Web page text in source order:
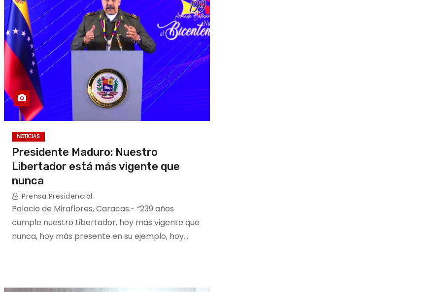
NOTICIAS
Presidente Maduro: Nuestro
Libertador está más vigente que
nunca
Prensa Presidencial
Palacio de Miraflores, Caracas.- “239 años
cumple nuestro Libertador, hoy más vigente que
nunca, hoy más presente en su ejemplo, hoy…